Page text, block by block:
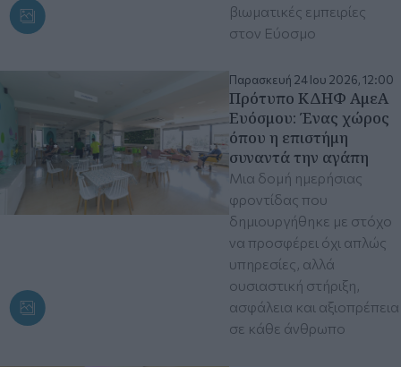
βιωματικές εμπειρίες
στον Εύοσμο
Παρασκευή 24 Ιου 2026, 12:00
Πρότυπο ΚΔΗΦ ΑμεΑ
Ευόσμου: Ένας χώρος
όπου η επιστήμη
συναντά την αγάπη
Μια δομή ημερήσιας
φροντίδας που
δημιουργήθηκε με στόχο
να προσφέρει όχι απλώς
υπηρεσίες, αλλά
ουσιαστική στήριξη,
ασφάλεια και αξιοπρέπεια
σε κάθε άνθρωπο